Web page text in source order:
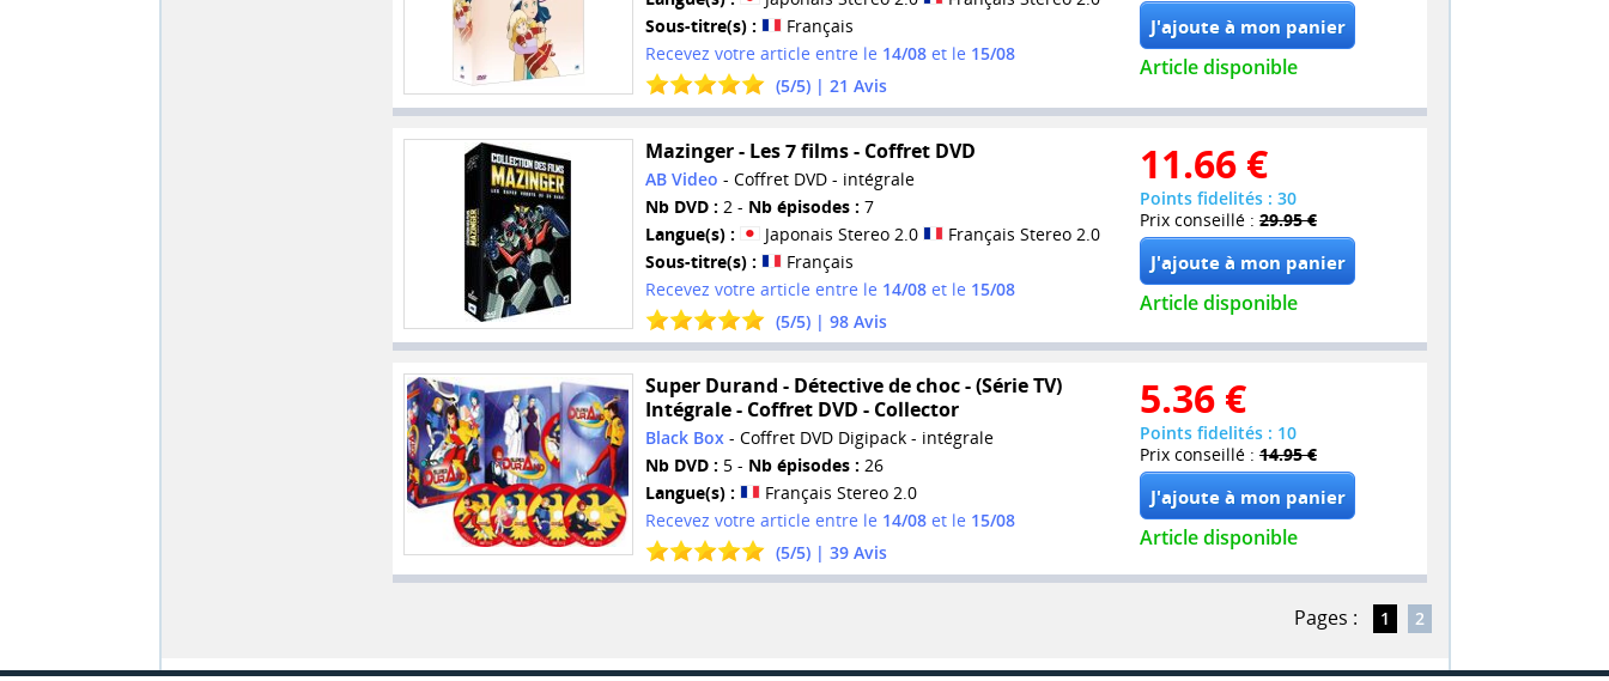
Sous-titre(s) :
Français
Recevez votre article entre le 14/08et le 15/08
(5/5) | 21 Avis
Article disponible
Mazinger - Les 7 films - Coffret DVD
AB Video - Coffret DVD - intégrale
Nb DVD : 2 - Nb épisodes : 7
Langue(s) :
Japonais Stereo 2.0
Français Stereo 2.0
Sous-titre(s) :
Français
Recevez votre article entre le 14/08et le 15/08
(5/5) | 98Avis
11.66 €
Points fidelités : 30
Prix conseillé : 29.95 €
Article disponible
Super Durand - Détective de choc - (Série TV)
Intégrale - Coffret DVD - Collector
Black Box- Coffret DVD Digipack - intégrale
Nb DVD : 5 - Nb épisodes : 26
Langue(s) :
Français Stereo 2.0
Recevez votre article entre le 14/08et le 15/08
(5/5) | 39Avis
5.36 €
Points fidelités : 10
Prix conseillé : 14.95 €
Article disponible
Pages : 1 2